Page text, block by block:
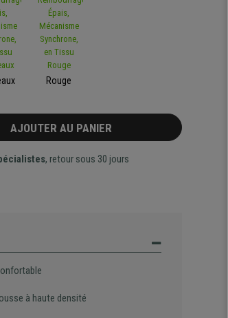
Rouge
AJOUTER AU PANIER
, retour sous 30 jours
à haute densité